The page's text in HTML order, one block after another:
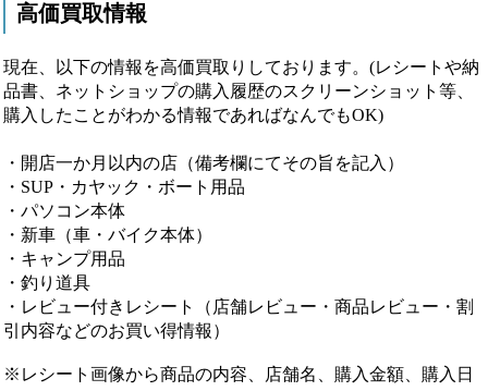
高価買取情報
現在、以下の情報を高価買取りしております。(レシートや納
品書、ネットショップの購入履歴のスクリーンショット等、
購入したことがわかる情報であればなんでもOK)
・開店一か月以内の店（備考欄にてその旨を記入）
・SUP・カヤック・ボート用品
・パソコン本体
・新車（車・バイク本体）
・キャンプ用品
・釣り道具
・レビュー付きレシート（店舗レビュー・商品レビュー・割
引内容などのお買い得情報）
※レシート画像から商品の内容、店舗名、購入金額、購入日